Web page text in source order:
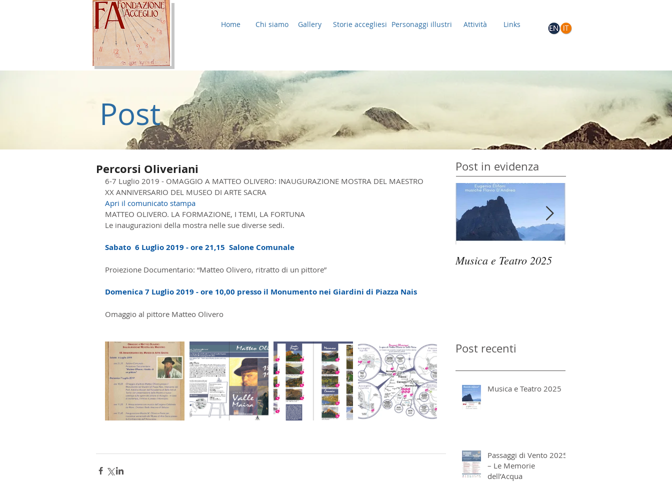
Home Chi siamo Gallery Storie accegliesi Personaggi illustri Attività Links
Post
Percorsi Oliveriani
6-7 Luglio 2019 - OMAGGIO A MATTEO OLIVERO: INAUGURAZIONE MOSTRA DEL MAESTRO
XX ANNIVERSARIO DEL MUSEO DI ARTE SACRA
Apri il comunicato stampa
MATTEO OLIVERO. LA FORMAZIONE, I TEMI, LA FORTUNA
Le inaugurazioni della mostra nelle sue diverse sedi.
Sabato  6 Luglio 2019 - ore 21,15  Salone Comunale
Proiezione Documentario: “Matteo Olivero, ritratto di un pittore”
Domenica 7 Luglio 2019 - ore 10,00 presso il Monumento nei Giardini di Piazza Nais
Omaggio al pittore Matteo Olivero
Post in evidenza
Musica e Teatro 2025
Post recenti
Musica e Teatro 2025
Passaggi di Vento 2025
– Le Memorie
dell’Acqua